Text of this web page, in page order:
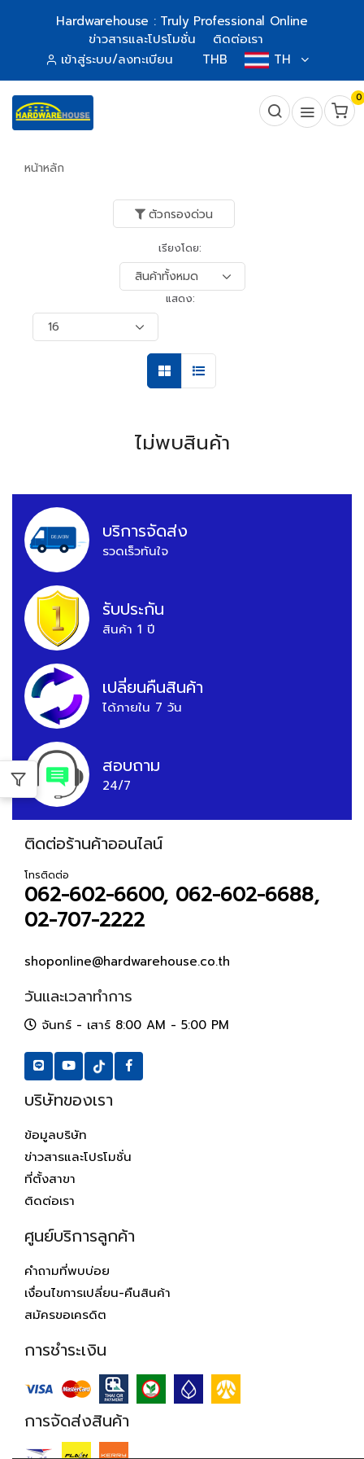
Hardwarehouse : Truly Professional Online
ข่าวสารและโปรโมชั่น
ติดต่อเรา
เข้าสู่ระบบ/ลงทะเบียน
THB TH
0
หน้าหลัก
ตัวกรองด่วน
เรียงโดย:
แสดง:
ไม่พบสินค้า
บริการจัดส่ง
รวดเร็วทันใจ
รับประกัน
สินค้า 1 ปี
เปลี่ยนคืนสินค้า
ได้ภายใน 7 วัน
สอบถาม
24/7
ติดต่อร้านค้าออนไลน์
โทรติดต่อ
062-602-6600, 062-602-6688,
02-707-2222
shoponline@hardwarehouse.co.th
วันและเวลาทำการ
จันทร์ - เสาร์ 8:00 AM - 5:00 PM
บริษัทของเรา
ข้อมูลบริษัท
ข่าวสารและโปรโมชั่น
ที่ตั้งสาขา
ติดต่อเรา
ศูนย์บริการลูกค้า
คำถามที่พบบ่อย
เงื่อนไขการเปลี่ยน-คืนสินค้า
สมัครขอเครดิต
การชำระเงิน
การจัดส่งสินค้า